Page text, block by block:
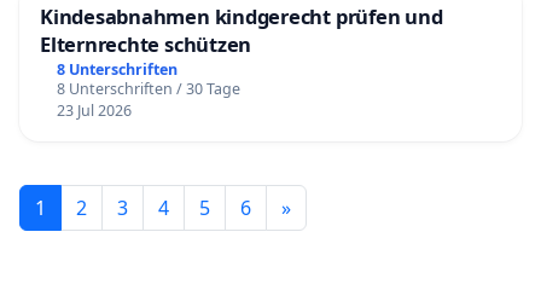
Kindesabnahmen kindgerecht prüfen und
Elternrechte schützen
8 Unterschriften
8 Unterschriften / 30 Tage
23 Jul 2026
1 2 3 4 5 6 »